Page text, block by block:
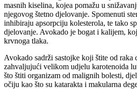
masnih kiselina, kojea pomažu u
njegovog štetno djelovanje. Spomenuti
inhibiraju apsorpciju kolesterola, te tako
djelovanje. Avokado je bogat i kalijem,
krvnoga tlaka.
Avokado sadrži sastojke koji štite od raka
zahvaljujući velikom udjelu karotenoida
što štiti organizam od malignih bolesti,
očiju kao što su katarakta i makularna